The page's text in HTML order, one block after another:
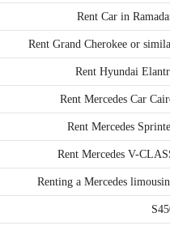
Rent Car in
Rent Grand Cherokee or
Rent Hyundai
Rent Mercedes Car
Rent Mercedes
Rent Mercedes V-
Renting a Mercedes